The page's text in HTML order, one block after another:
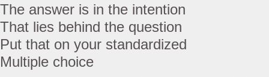
The answer is in the intention
That lies behind the question
Put that on your standardized
Multiple choice